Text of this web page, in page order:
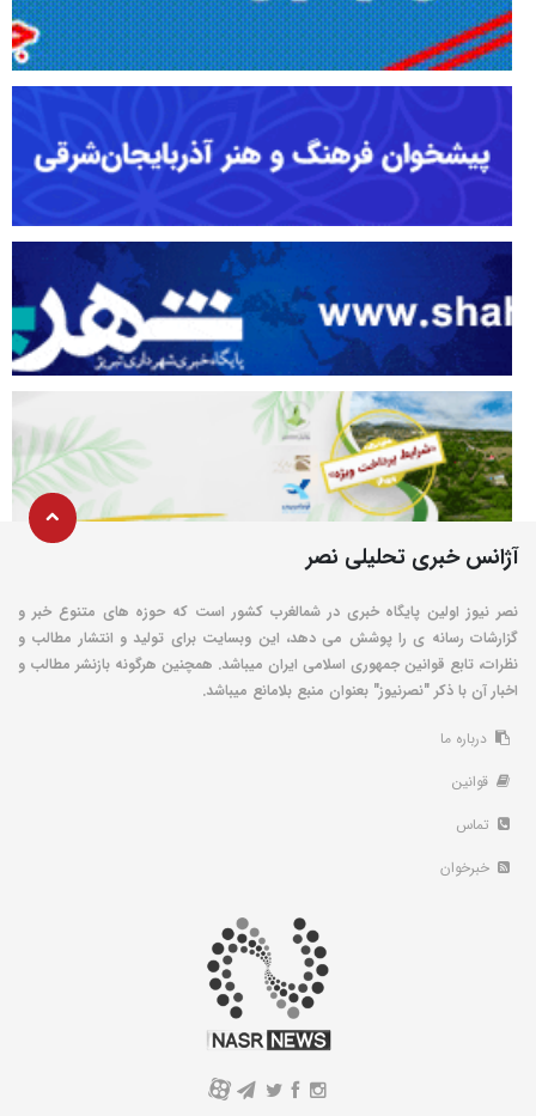
آژانس خبری تحلیلی نصر
نصر نیوز اولین پایگاه خبری در شمالغرب کشور است که حوزه های متنوع خبر و
گزارشات رسانه ی را پوشش می دهد، این وبسایت برای تولید و انتشار مطالب و
نظرات، تابع قوانین جمهوری اسلامی ایران میباشد. همچنین هرگونه بازنشر مطالب و
اخبار آن با ذکر "نصرنیوز" بعنوان منبع بلامانع میباشد.
درباره ما
قوانین
تماس
خبرخوان
A